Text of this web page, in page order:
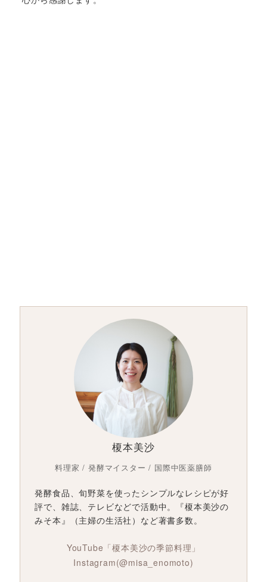
榎本美沙
料理家 / 発酵マイスター / 国際中医薬膳師
発酵食品、旬野菜を使ったシンプルなレシピが好
評で、雑誌、テレビなどで活動中。『榎本美沙の
みそ本』（主婦の生活社）など著書多数。
YouTube「榎本美沙の季節料理」
Instagram(@misa_enomoto)